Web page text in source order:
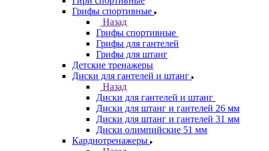
Грифы спортивные
Назад
Грифы спортивные
Грифы для гантелей
Грифы для штанг
Детские тренажеры
Диски для гантелей и штанг
Назад
Диски для гантелей и штанг
Диски для штанг и гантелей 26 мм
Диски для штанг и гантелей 31 мм
Диски олимпийские 51 мм
Кардиотренажеры